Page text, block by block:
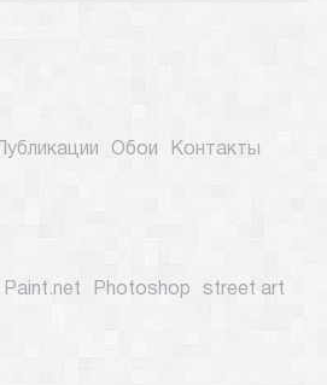
Публикации Обои Контакты
Paint.net Photoshop street art